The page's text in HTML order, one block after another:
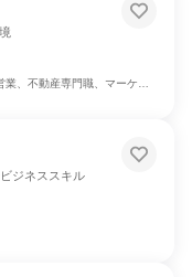
、不動産専門職、マーケティング・広告・宣伝
ジネススキル